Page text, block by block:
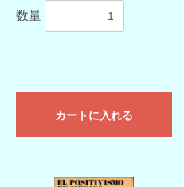
数量
カートに入れる